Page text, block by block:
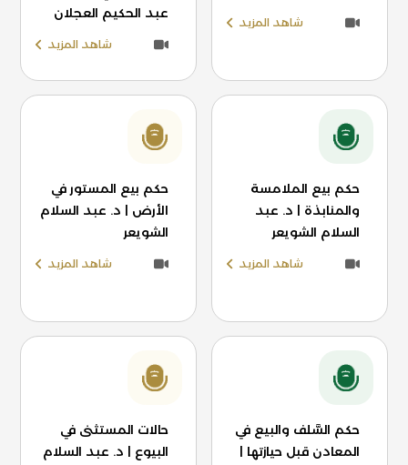
شاهد المزيد
عبد الحكيم العجلان
شاهد المزيد
حكم بيع الملامسة
والمنابذة | د. عبد
السلام الشويعر
شاهد المزيد
حكم بيع المستور في
الأرض | د. عبد السلام
الشويعر
شاهد المزيد
حكم السَّلف والبيع في
المعادن قبل حيازتها |
حالات المستثنى في
البيوع | د. عبد السلام